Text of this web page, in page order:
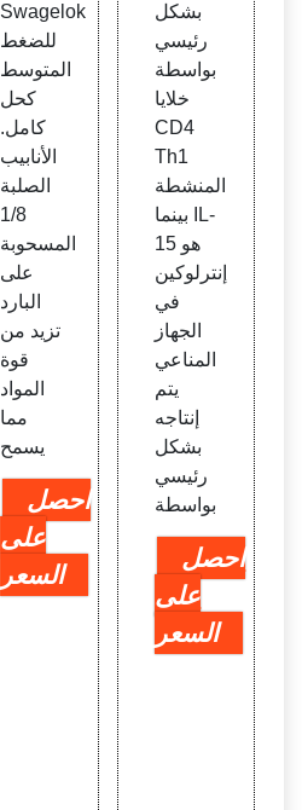
Swagelok
للضغط
المتوسط
كحل
كامل.
الأنابيب
الصلبة
1/8
المسحوبة
على
البارد
تزيد من
قوة
المواد
مما
يسمح
احصل
على
السعر
بشكل
رئيسي
بواسطة
خلايا
CD4
Th1
المنشطة
بينما IL-
15 هو
إنترلوكين
في
الجهاز
المناعي
يتم
إنتاجه
بشكل
رئيسي
بواسطة
احصل
على
السعر